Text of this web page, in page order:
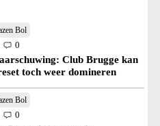
Bol
0
Club Brugge kan
toch weer domineren
Bol
0